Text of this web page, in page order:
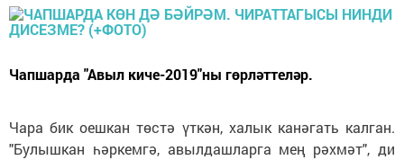
Чапшарда "Авыл киче-2019"ны гөрләттеләр.
Чара бик оешкан төстә үткән, халык канәгать калган.
"Булышкан һәркемгә, авылдашларга мең рәхмәт", ди